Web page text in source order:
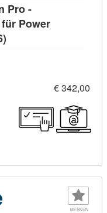
Pro -
Power
€ 342,00
MERKEN